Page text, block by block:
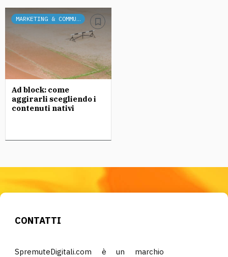
MARKETING & COMMUNICATION
Ad block: come
aggirarli scegliendo i
contenuti nativi
CONTATTI
SpremuteDigitali.com è un marchio